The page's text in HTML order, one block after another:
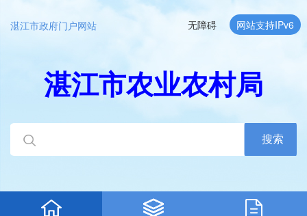
湛江市政府门户网站 无障碍 网站支持IPv6
湛江市农业农村局
搜索